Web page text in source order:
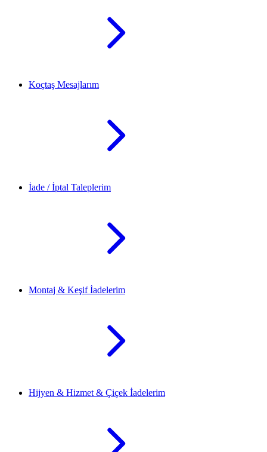
Koçtaş Mesajlarım
İade / İptal Taleplerim
Montaj & Keşif İadelerim
Hijyen & Hizmet & Çiçek İadelerim